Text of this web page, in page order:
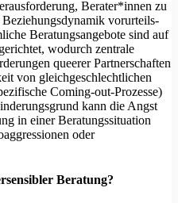
Berater*innen zu
vorurteils-
Beratungsangebote sind auf
wodurch zentrale
queerer Partnerschaften
von gleichgeschlechtlichen
Coming-out-Prozesse)
kann die Angst
in einer Beratungssituation
oder
Beratung?